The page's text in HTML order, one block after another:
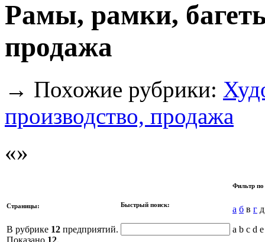
Рамы, рамки,
продажа
→ Похожие рубрики:
производство, продажа
Страницы:
В рубрике 12 предприятий.
Показано 12.
Быстрый поиск:
Фильтр по
а б в г
a b c d